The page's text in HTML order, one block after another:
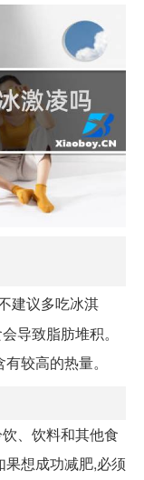
建议多吃冰淇
导致脂肪堆积。
较高的热量。
、饮料和其他食
想成功减肥,必须